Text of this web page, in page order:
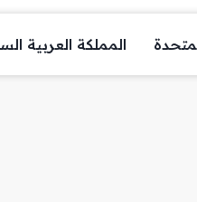
المملكة العربية